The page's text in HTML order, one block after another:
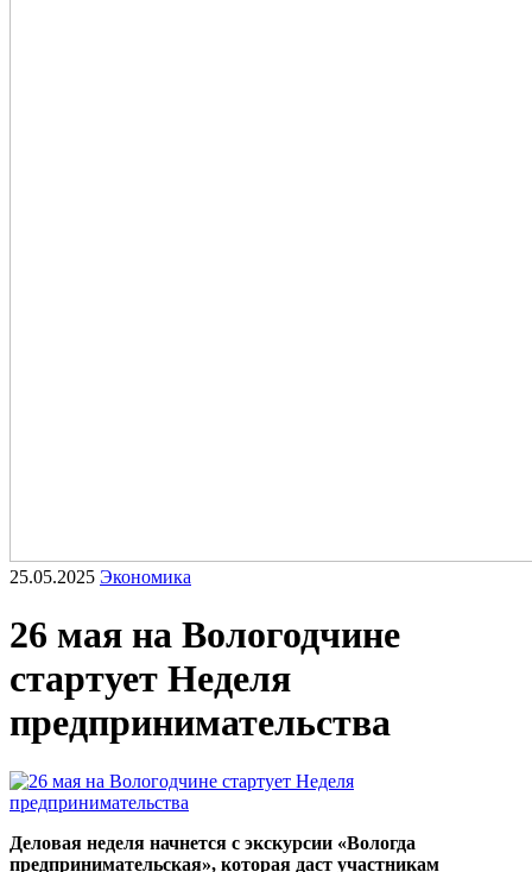
25.05.2025 Экономика
26 мая на Вологодчине
стартует Неделя
предпринимательства
Деловая неделя начнется с экскурсии «Вологда
предпринимательская», которая даст участникам